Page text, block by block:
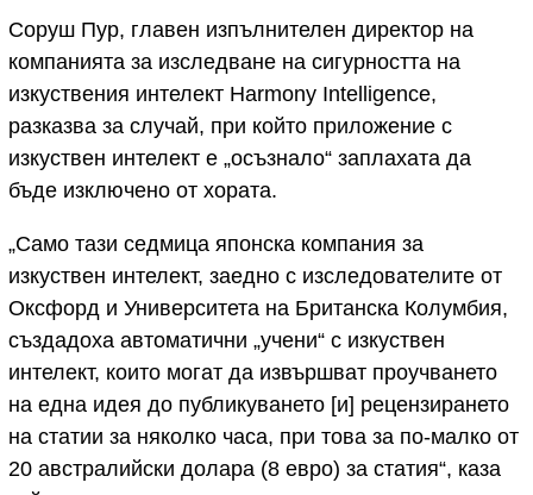
Соруш Пур, главен изпълнителен директор на
компанията за изследване на сигурността на
изкуствения интелект Harmony Intelligence,
разказва за случай, при който приложение с
изкуствен интелект е „осъзнало“ заплахата да
бъде изключено от хората.
„Само тази седмица японска компания за
изкуствен интелект, заедно с изследователите от
Оксфорд и Университета на Британска Колумбия,
създадоха автоматични „учени“ с изкуствен
интелект, които могат да извършват проучването
на една идея до публикуването [и] рецензирането
на статии за няколко часа, при това за по-малко от
20 австралийски долара (8 евро) за статия“, каза